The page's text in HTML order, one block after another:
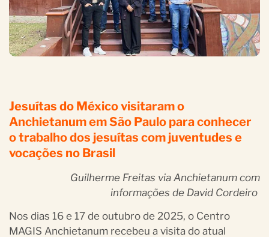
Jesuítas do México visitaram o
Anchietanum em São Paulo para conhecer
o trabalho dos jesuítas com juventudes e
vocações no Brasil
Guilherme Freitas via Anchietanum com
informações de David Cordeiro
Nos dias 16 e 17 de outubro de 2025, o Centro
MAGIS Anchietanum recebeu a visita do atual